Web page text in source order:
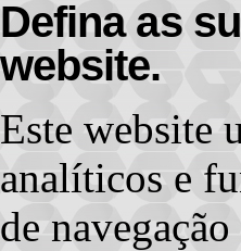
Defina as
website.
Este website
analíticos e
de